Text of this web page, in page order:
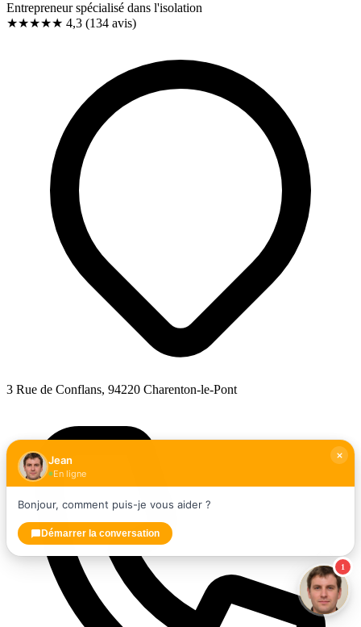
Entrepreneur spécialisé dans l'isolation
★★★★★ 4,3 (134 avis)
3 Rue de Conflans, 94220 Charenton-le-Pont
1
Jean
En ligne
Bonjour, comment puis-je vous aider ?
Démarrer la conversation